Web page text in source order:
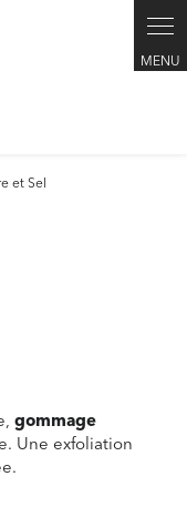
et Sel
gommage
Une exfoliation